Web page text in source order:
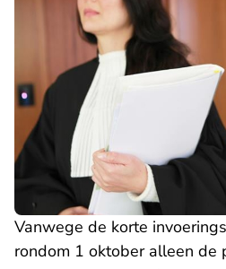
Vanwege de korte
rondom 1 oktober alleen de